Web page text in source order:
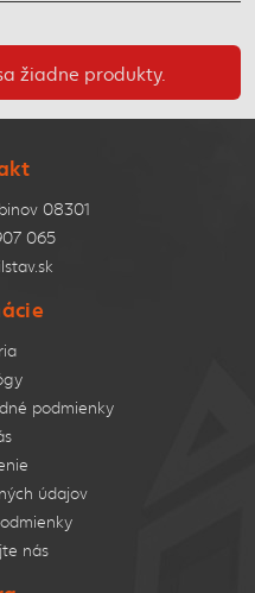
žiadne produkty.
08301
065
podmienky
údajov
nás